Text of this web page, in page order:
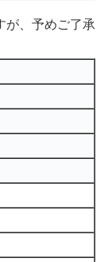
が、予めご了承